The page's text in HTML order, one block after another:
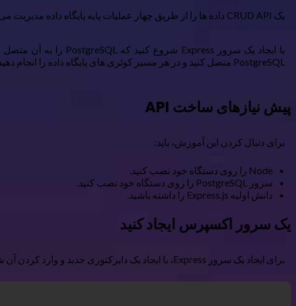
یک CRUD API داده ها را از طریق چهار عملیات پایه پایگاه داده مدیریت می کند: ایجاد، خواندن، به روز رسانی و حذف. فقط با Express و پایگاه داده PostgreSQL می توانید یک CRUD API ساده ایجاد کنید.
PostgreSQL متصل کنید و در هر مسیر کوئری های پایگاه داده را انجام دهید.
پیش نیازهای ساخت API
برای دنبال کردن این آموزش، باید:
Node را روی دستگاه خود نصب کنید.
سرور PostgreSQL را روی دستگاه خود نصب کنید.
دانش اولیه Express.js را داشته باشید.
یک سرور اکسپرس ایجاد کنید
برای ایجاد یک سرور Express، با ایجاد یک دایرکتوری جدید و وارد کردن آن شروع کنید: